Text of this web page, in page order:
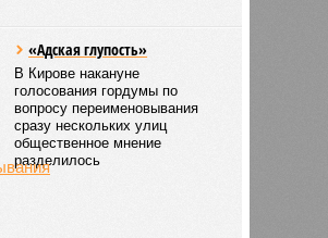
«Адская глупость»
В Кирове накануне
голосования гордумы по
вопросу переименовывания
сразу нескольких улиц
общественное мнение
разделилось